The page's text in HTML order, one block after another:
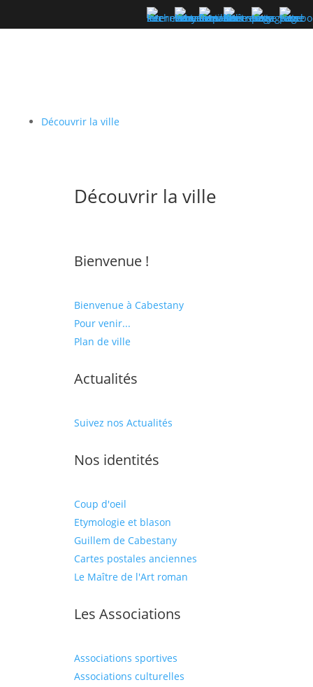
Découvrir la ville
Découvrir la ville
Bienvenue !
Bienvenue à Cabestany
Pour venir...
Plan de ville
Actualités
Suivez nos Actualités
Nos identités
Coup d'oeil
Etymologie et blason
Guillem de Cabestany
Cartes postales anciennes
Le Maître de l'Art roman
Les Associations
Associations sportives
Associations culturelles